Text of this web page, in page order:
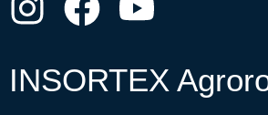
INSORTEX